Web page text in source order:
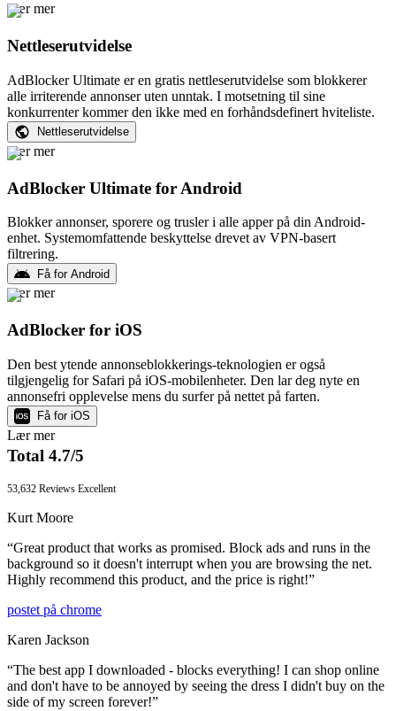
Lær mer
Nettleserutvidelse
AdBlocker Ultimate er en gratis nettleserutvidelse som blokkerer
alle irriterende annonser uten unntak. I motsetning til sine
konkurrenter kommer den ikke med en forhåndsdefinert hviteliste.
Nettleserutvidelse
Lær mer
AdBlocker Ultimate for Android
Blokker annonser, sporere og trusler i alle apper på din Android-
enhet. Systemomfattende beskyttelse drevet av VPN-basert
filtrering.
Få for Android
Lær mer
AdBlocker for iOS
Den best ytende annonseblokkerings-teknologien er også
tilgjengelig for Safari på iOS-mobilenheter. Den lar deg nyte en
annonsefri opplevelse mens du surfer på nettet på farten.
Få for iOS
Lær mer
Total 4.7/5
53,632 Reviews Excellent
Kurt Moore
“Great product that works as promised. Block ads and runs in the
background so it doesn't interrupt when you are browsing the net.
Highly recommend this product, and the price is right!”
postet på chrome
Karen Jackson
“The best app I downloaded - blocks everything! I can shop online
and don't have to be annoyed by seeing the dress I didn't buy on the
side of my screen forever!”